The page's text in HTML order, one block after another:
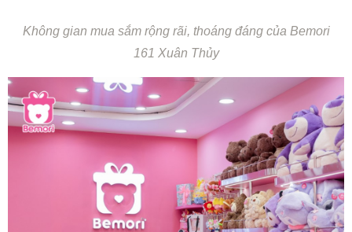
Không gian mua sắm rộng rãi, thoáng đáng của Bemori
161 Xuân Thủy